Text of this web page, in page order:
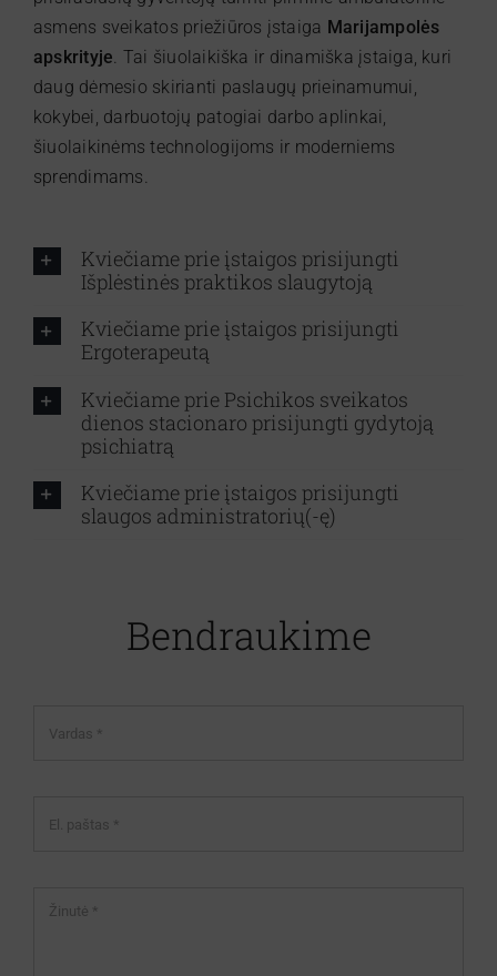
Norintiems gydytis
Paslaugos
Kontaktai
Lengvai suprantama kalba
Svetainės medis
asmens sveikatos priežiūros įstaiga Marijampolės
apskrityje. Tai šiuolaikiška ir dinamiška įstaiga, kuri
daug dėmesio skirianti paslaugų prieinamumui,
kokybei, darbuotojų patogiai darbo aplinkai,
šiuolaikinėms technologijoms ir moderniems
sprendimams.
Kviečiame prie įstaigos prisijungti
Išplėstinės praktikos slaugytoją
Kviečiame prie įstaigos prisijungti
Ergoterapeutą
Kviečiame prie Psichikos sveikatos
dienos stacionaro prisijungti gydytoją
psichiatrą
Kviečiame prie įstaigos prisijungti
slaugos administratorių(-ę)
Bendraukime